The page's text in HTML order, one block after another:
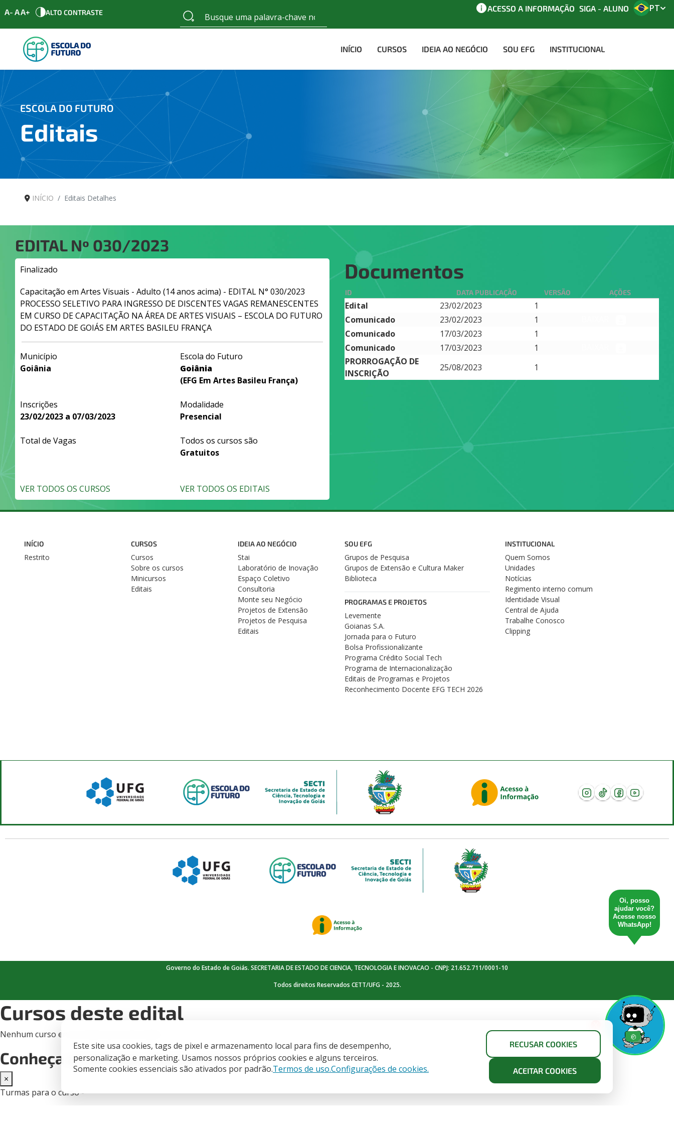
A- AA+ ALTO CONTRASTE ACESSO A INFORMAÇÃO SIGA - ALUNO PT
INÍCIO CURSOS IDEIA AO NEGÓCIO SOU EFG INSTITUCIONAL
ESCOLA DO FUTURO
Editais
INÍCIO Editais Detalhes
EDITAL Nº 030/2023
Finalizado
Capacitação em Artes Visuais - Adulto (14 anos acima) - EDITAL N° 030/2023
PROCESSO SELETIVO PARA INGRESSO DE DISCENTES VAGAS REMANESCENTES
EM CURSO DE CAPACITAÇÃO NA ÁREA DE ARTES VISUAIS – ESCOLA DO FUTURO
DO ESTADO DE GOIÁS EM ARTES BASILEU FRANÇA
Município
Goiânia
Escola do Futuro
Goiânia
(EFG Em Artes Basileu França)
Inscrições
23/02/2023 a 07/03/2023
Modalidade
Presencial
Total de Vagas
Todos os cursos são
Gratuitos
VER TODOS OS CURSOS VER TODOS OS EDITAIS
Documentos
ID DATA PUBLICAÇÃO VERSÃO AÇÕES
Edital 23/02/2023 1
Comunicado
23/02/2023 1
Comunicado
17/03/2023 1
Comunicado
17/03/2023 1
PRORROGAÇÃO DE
INSCRIÇÃO
25/08/2023 1
Oi, posso
ajudar você?
Acesse nosso
WhatsApp!
Este site usa cookies, tags de pixel e armazenamento local para fins de desempenho,
personalização e marketing. Usamos nossos próprios cookies e alguns terceiros.
Somente cookies essenciais são ativados por padrão.Termos de uso.Configurações de cookies.
RECUSAR COOKIES
ACEITAR COOKIES
INÍCIO
Restrito
CURSOS
Cursos
Sobre os cursos
Minicursos
Editais
IDEIA AO NEGÓCIO
Stai
Laboratório de Inovação
Espaço Coletivo
Consultoria
Monte seu Negócio
Projetos de Extensão
Projetos de Pesquisa
Editais
SOU EFG
Grupos de Pesquisa
Grupos de Extensão e Cultura Maker
Biblioteca
PROGRAMAS E PROJETOS
Levemente
Goianas S.A.
Jornada para o Futuro
Bolsa Profissionalizante
Programa Crédito Social Tech
Programa de Internacionalização
Editais de Programas e Projetos
Reconhecimento Docente EFG TECH 2026
INSTITUCIONAL
Quem Somos
Unidades
Notícias
Regimento interno comum
Identidade Visual
Central de Ajuda
Trabalhe Conosco
Clipping
Governo do Estado de Goiás. SECRETARIA DE ESTADO DE CIENCIA, TECNOLOGIA E INOVACAO - CNPJ: 21.652.711/0001-10
Todos direitos Reservados CETT/UFG - 2025.
Cursos deste edital
Nenhum curso encontrado para este edital.
Conheça as turmas disponíveis
×
Turmas para o curso -